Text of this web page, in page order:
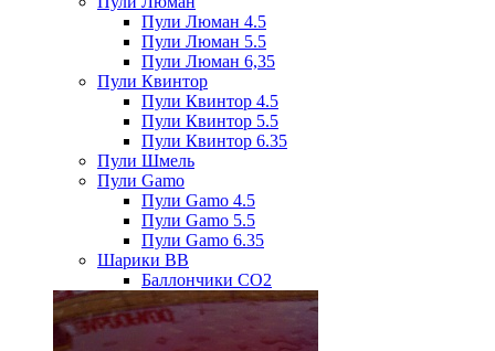
Пули Люман 4.5
Пули Люман 5.5
Пули Люман 6,35
Пули Квинтор
Пули Квинтор 4.5
Пули Квинтор 5.5
Пули Квинтор 6.35
Пули Шмель
Пули Gamo
Пули Gamo 4.5
Пули Gamo 5.5
Пули Gamo 6.35
Шарики BB
Баллончики CO2